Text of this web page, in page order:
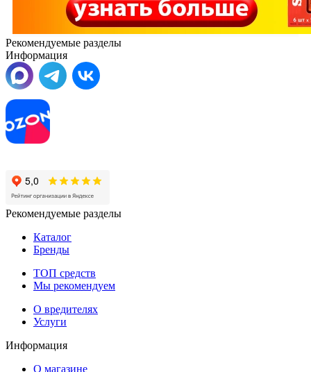
Рекомендуемые разделы
Информация
Рекомендуемые разделы
Каталог
Бренды
ТОП средств
Мы рекомендуем
О вредителях
Услуги
Информация
О магазине